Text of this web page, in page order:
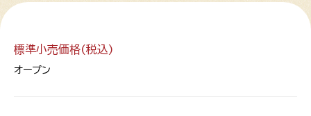
標準小売価格(税込)
オープン